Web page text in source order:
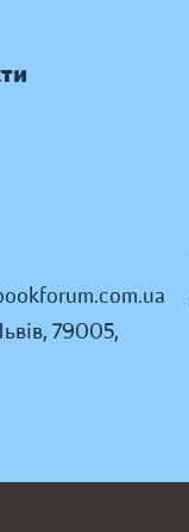
79005,